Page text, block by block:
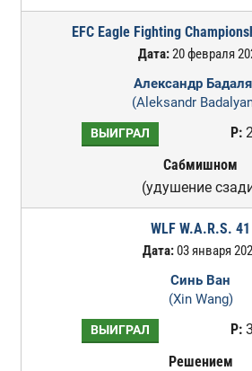
EFC Eagle Fighting
Дата:20 февраля
Александр
(Aleksandr
ВЫИГРАЛ Р:
Сабмишном
(удушение
WLF W.A.R.S. 41
Дата:03 января
Синь Ван
(Xin Wang)
ВЫИГРАЛ Р:3
Решением